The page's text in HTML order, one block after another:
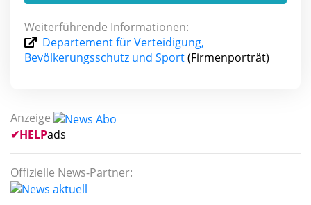
Weiterführende Informationen:
Departement für Verteidigung,
Bevölkerungsschutz und Sport(Firmenporträt)
Anzeige
✔HELPads
Offizielle News-Partner: